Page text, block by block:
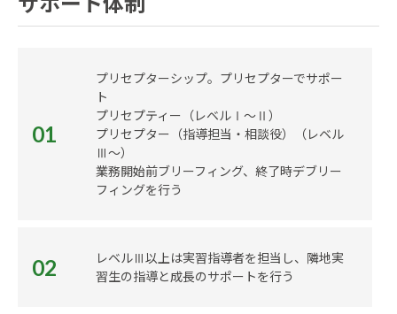
01
プリセプターシップ。プリセプターでサポー
ト
プリセプティー（レベルⅠ～Ⅱ）
プリセプター（指導担当・相談役）（レベル
Ⅲ～）
業務開始前ブリーフィング、終了時デブリー
フィングを行う
02
レベルⅢ以上は実習指導者を担当し、隣地実
習生の指導と成長のサポートを行う